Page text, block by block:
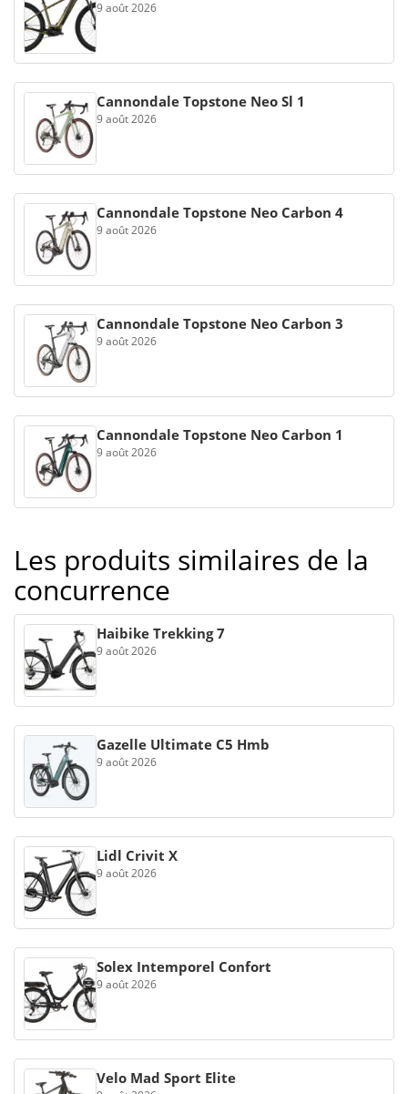
9 août 2026
Cannondale Topstone Neo Sl 1
9 août 2026
Cannondale Topstone Neo Carbon 4
9 août 2026
Cannondale Topstone Neo Carbon 3
9 août 2026
Cannondale Topstone Neo Carbon 1
9 août 2026
Les produits similaires de la
concurrence
Haibike Trekking 7
9 août 2026
Gazelle Ultimate C5 Hmb
9 août 2026
Lidl Crivit X
9 août 2026
Solex Intemporel Confort
9 août 2026
Velo Mad Sport Elite